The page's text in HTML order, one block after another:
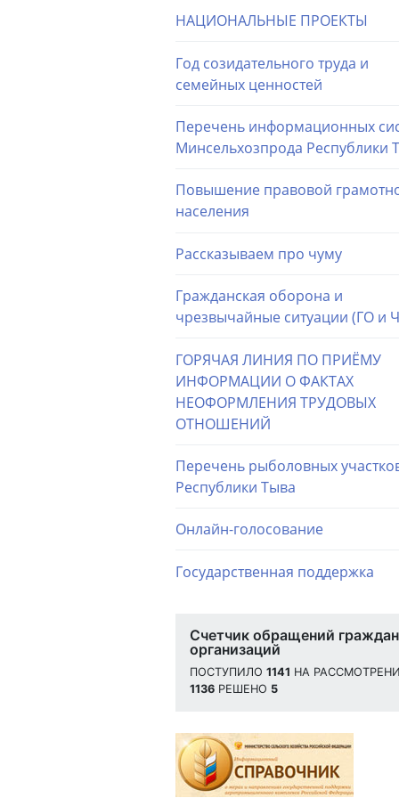
НАЦИОНАЛЬНЫЕ ПРОЕКТЫ
Год созидательного труда и
семейных ценностей
Перечень информационных
Минсельхозпрода Республики
Повышение правовой
населения
Рассказываем про чуму
Гражданская оборона и
чрезвычайные ситуации (ГО и
ГОРЯЧАЯ ЛИНИЯ ПО ПРИЁМУ
ИНФОРМАЦИИ О ФАКТАХ
НЕОФОРМЛЕНИЯ ТРУДОВЫХ
ОТНОШЕНИЙ
Перечень рыболовных
Республики Тыва
Онлайн-голосование
Государственная поддержка
Счетчик обращений
организаций
ПОСТУПИЛО 1141 НА
1136 РЕШЕНО 5